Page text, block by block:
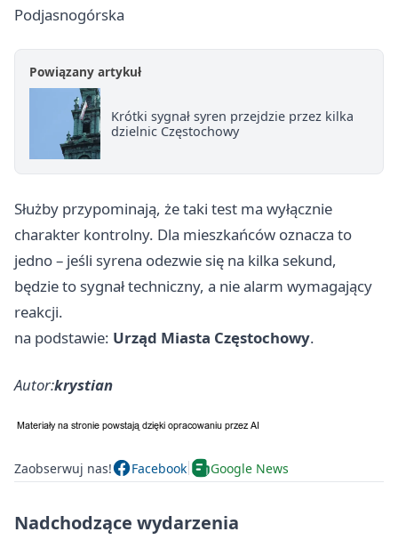
Podjasnogórska
Powiązany artykuł
Krótki sygnał syren przejdzie przez kilka
dzielnic Częstochowy
Służby przypominają, że taki test ma wyłącznie
charakter kontrolny. Dla mieszkańców oznacza to
jedno – jeśli syrena odezwie się na kilka sekund,
będzie to sygnał techniczny, a nie alarm wymagający
reakcji.
na podstawie: Urząd Miasta Częstochowy.
Autor:krystian
Zaobserwuj nas! Facebook Google News
Nadchodzące wydarzenia